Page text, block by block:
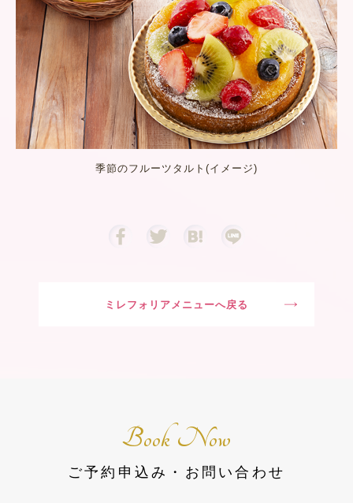
季節のフルーツタルト(イメージ)
ミレフォリアメニューへ戻る
Book Now
ご予約申込み・お問い合わせ